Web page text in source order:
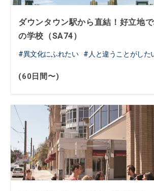
ダウンタウン駅から直結！好立地
の学校（SA74）
異文化にふれたい 人と違うことがした
(60日間〜)